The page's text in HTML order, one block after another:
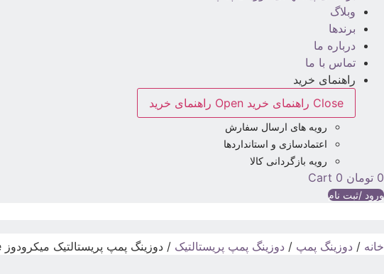
وبلاگ
برندها
درباره ما
تماس با ما
راهنمای خرید
Close راهنمای خرید
Open راهنمای خرید
رویه های ارسال سفارش
اعتمادسازی و استانداردها
رویه بازگردانی کالا
0 تومان 0
Cart
ورود /ثبت نام
خانه / دوزینگ پمپ / دوزینگ پمپ پریستالتیک / دوزینگ پمپ پریستالتیک میکرودوز MP2-R Multi Voltage